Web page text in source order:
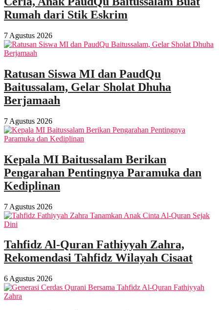
Rumah dari Stik Eskrim
7 Agustus 2026
Ratusan Siswa MI dan PaudQu
Baitussalam, Gelar Sholat Dhuha
Berjamaah
7 Agustus 2026
Kepala MI Baitussalam Berikan
Pengarahan Pentingnya Paramuka dan
Kediplinan
7 Agustus 2026
Tahfidz Al-Quran Fathiyyah Zahra,
Rekomendasi Tahfidz Wilayah Cisaat
6 Agustus 2026